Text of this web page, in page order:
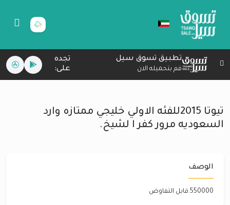
تطبيق تسوق سيل
قم بتحميله الان
تجده
على:
تيوتا 2015للفئه الاولي خليجي ممتازه وارد
السعوديه مرور كفر ا لشيخ.
الوصف
550000.قابل التفاوض